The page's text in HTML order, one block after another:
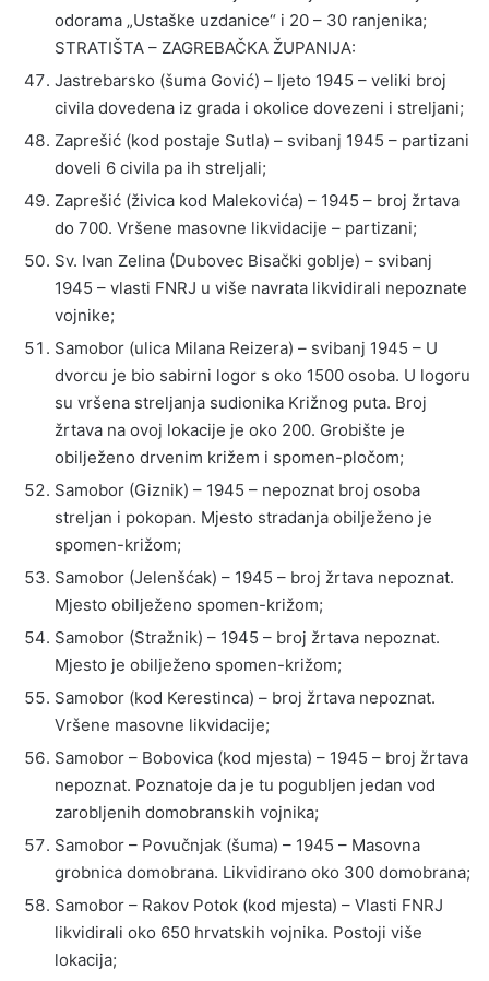
odorama „Ustaške uzdanice“ i 20 – 30 ranjenika;
STRATIŠTA – ZAGREBAČKA ŽUPANIJA:
Jastrebarsko (šuma Gović) – ljeto 1945 – veliki broj
civila dovedena iz grada i okolice dovezeni i streljani;
Zaprešić (kod postaje Sutla) – svibanj 1945 – partizani
doveli 6 civila pa ih streljali;
Zaprešić (živica kod Malekovića) – 1945 – broj žrtava
do 700. Vršene masovne likvidacije – partizani;
Sv. Ivan Zelina (Dubovec Bisački goblje) – svibanj
1945 – vlasti FNRJ u više navrata likvidirali nepoznate
vojnike;
Samobor (ulica Milana Reizera) – svibanj 1945 – U
dvorcu je bio sabirni logor s oko 1500 osoba. U logoru
su vršena streljanja sudionika Križnog puta. Broj
žrtava na ovoj lokacije je oko 200. Grobište je
obilježeno drvenim križem i spomen-pločom;
Samobor (Giznik) – 1945 – nepoznat broj osoba
streljan i pokopan. Mjesto stradanja obilježeno je
spomen-križom;
Samobor (Jelenšćak) – 1945 – broj žrtava nepoznat.
Mjesto obilježeno spomen-križom;
Samobor (Stražnik) – 1945 – broj žrtava nepoznat.
Mjesto je obilježeno spomen-križom;
Samobor (kod Kerestinca) – broj žrtava nepoznat.
Vršene masovne likvidacije;
Samobor – Bobovica (kod mjesta) – 1945 – broj žrtava
nepoznat. Poznatoje da je tu pogubljen jedan vod
zarobljenih domobranskih vojnika;
Samobor – Povučnjak (šuma) – 1945 – Masovna
grobnica domobrana. Likvidirano oko 300 domobrana;
Samobor – Rakov Potok (kod mjesta) – Vlasti FNRJ
likvidirali oko 650 hrvatskih vojnika. Postoji više
lokacija;